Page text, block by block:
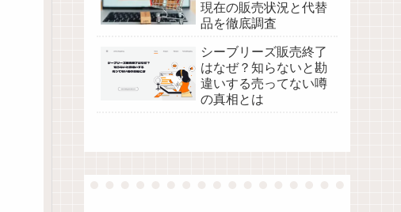
現在の販売状況と代替
品を徹底調査
シーブリーズ販売終了
はなぜ？知らないと勘
違いする売ってない噂
の真相とは